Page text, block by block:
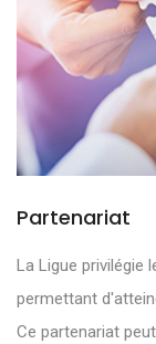
Partenariat
La Ligue privilégie
permettant
Ce partenariat